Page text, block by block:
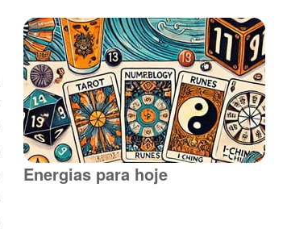
Energias para hoje